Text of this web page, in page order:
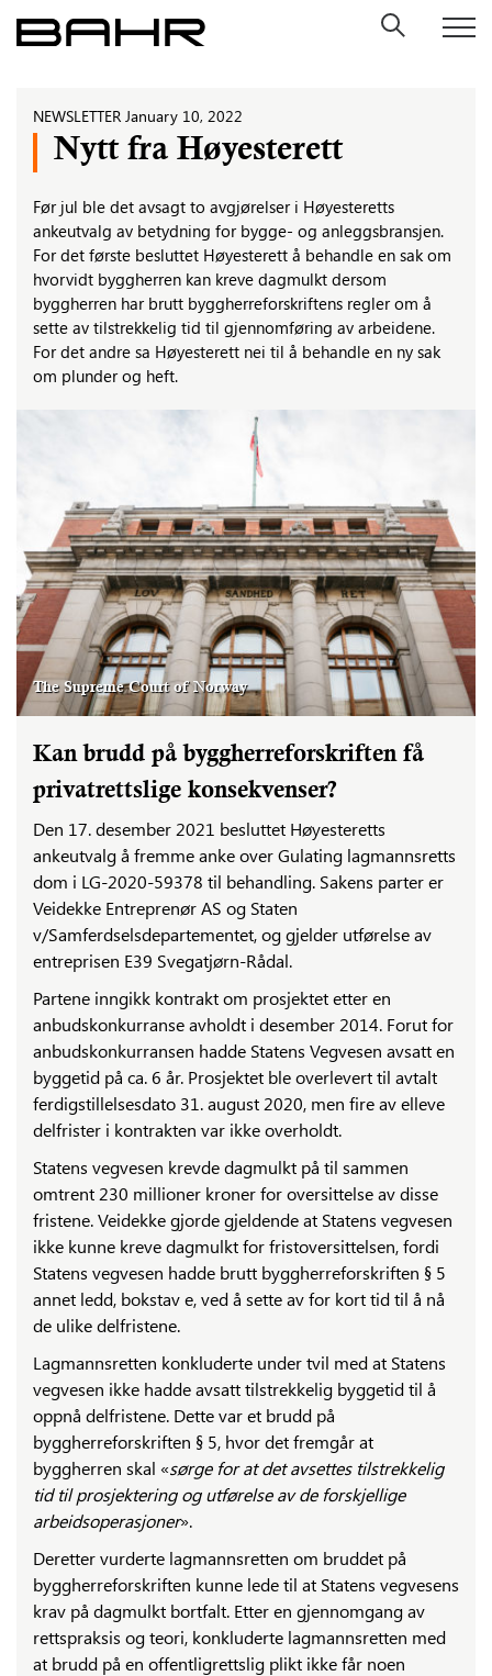
Skip
to
NEWSLETTER January 10, 2022
Nytt fra Høyesterett
Før jul ble det avsagt to avgjørelser i Høyesteretts
ankeutvalg av betydning for bygge- og anleggsbransjen.
For det første besluttet Høyesterett å behandle en sak om
hvorvidt byggherren kan kreve dagmulkt dersom
byggherren har brutt byggherreforskriftens regler om å
sette av tilstrekkelig tid til gjennomføring av arbeidene.
For det andre sa Høyesterett nei til å behandle en ny sak
om plunder og heft.
The Supreme Court of Norway
Kan brudd på byggherreforskriften få
privatrettslige konsekvenser?
Den 17. desember 2021 besluttet Høyesteretts
ankeutvalg å fremme anke over Gulating lagmannsretts
dom i LG-2020-59378 til behandling. Sakens parter er
Veidekke Entreprenør AS og Staten
v/Samferdselsdepartementet, og gjelder utførelse av
entreprisen E39 Svegatjørn-Rådal.
Partene inngikk kontrakt om prosjektet etter en
anbudskonkurranse avholdt i desember 2014. Forut for
anbudskonkurransen hadde Statens Vegvesen avsatt en
byggetid på ca. 6 år. Prosjektet ble overlevert til avtalt
ferdigstillelsesdato 31. august 2020, men fire av elleve
delfrister i kontrakten var ikke overholdt.
Statens vegvesen krevde dagmulkt på til sammen
omtrent 230 millioner kroner for oversittelse av disse
fristene. Veidekke gjorde gjeldende at Statens vegvesen
ikke kunne kreve dagmulkt for fristoversittelsen, fordi
Statens vegvesen hadde brutt byggherreforskriften § 5
annet ledd, bokstav e, ved å sette av for kort tid til å nå
de ulike delfristene.
Lagmannsretten konkluderte under tvil med at Statens
vegvesen ikke hadde avsatt tilstrekkelig byggetid til å
oppnå delfristene. Dette var et brudd på
byggherreforskriften § 5, hvor det fremgår at
byggherren skal «sørge for at det avsettes tilstrekkelig
tid til prosjektering og utførelse av de forskjellige
arbeidsoperasjoner».
Deretter vurderte lagmannsretten om bruddet på
byggherreforskriften kunne lede til at Statens vegvesens
krav på dagmulkt bortfalt. Etter en gjennomgang av
rettspraksis og teori, konkluderte lagmannsretten med
at brudd på en offentligrettslig plikt ikke får noen